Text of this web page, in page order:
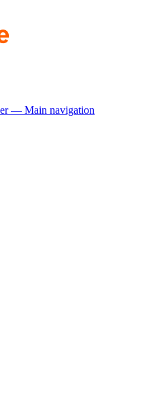
— Main navigation